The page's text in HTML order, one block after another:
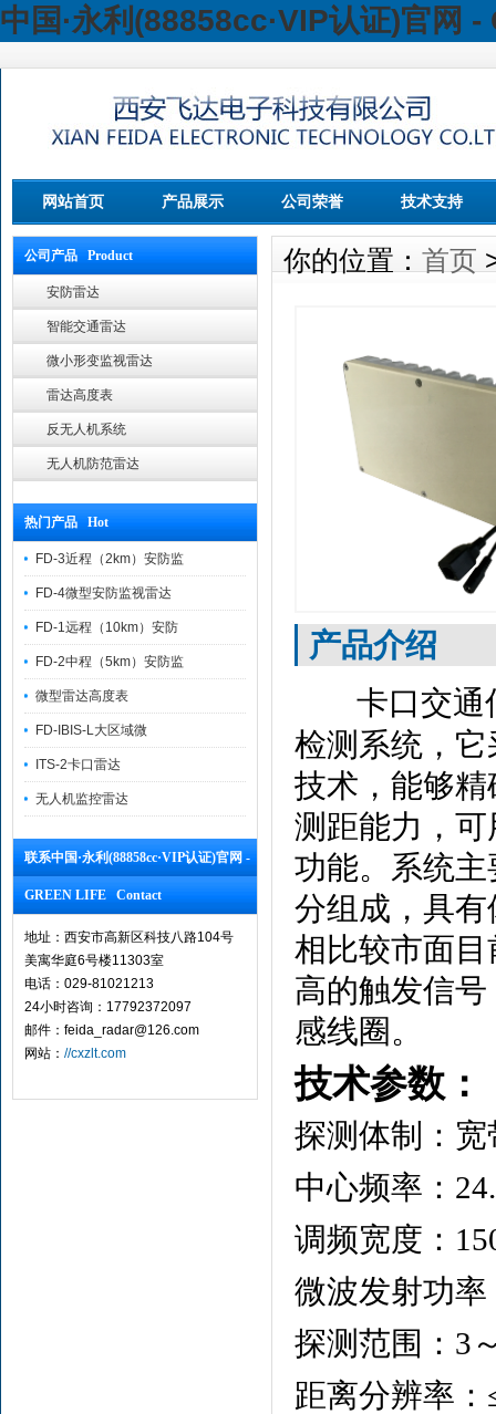
中国·永利(88858cc·VIP认证)官网
网站首页 产品展示 公司荣誉 技术支持
公司产品 Product
安防雷达
智能交通雷达
微小形变监视雷达
雷达高度表
反无人机系统
无人机防范雷达
热门产品 Hot
FD-3近程（2km）安防监
FD-4微型安防监视雷达
FD-1远程（10km）安防
FD-2中程（5km）安防监
微型雷达高度表
FD-IBIS-L大区域微
ITS-2卡口雷达
无人机监控雷达
联系中国·永利(88858cc·VIP认证)官网 -
GREEN LIFE Contact
地址：西安市高新区科技八路104号
美寓华庭6号楼11303室
电话：029-81021213
24小时咨询：17792372097
邮件：feida_radar@126.com
网站： //cxzlt.com
你的位置： 首页
产品介绍
卡口交通
检测系统，
技术，能够
测距能力，
功能。系统
分组成，具
相比较市面
高的触发信
感线圈。
技术参数：
探测体制：
中心频率：
调频宽度：
微波发射功
探测范围：3
距离分辨率